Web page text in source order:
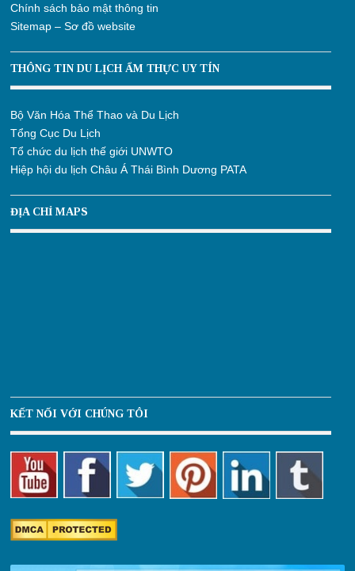
Chính sách bảo mật thông tin
Sitemap – Sơ đồ website
THÔNG TIN DU LỊCH ẨM THỰC UY TÍN
Bộ Văn Hóa Thể Thao và Du Lịch
Tổng Cục Du Lịch
Tổ chức du lịch thế giới UNWTO
Hiệp hội du lịch Châu Á Thái Bình Dương PATA
ĐỊA CHỈ MAPS
KẾT NỐI VỚI CHÚNG TÔI